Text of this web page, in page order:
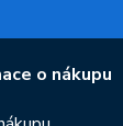
o nákupu